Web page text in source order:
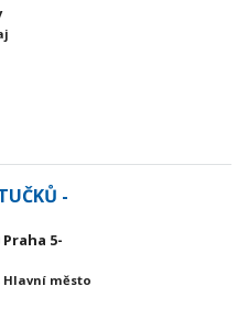
-
Praha 5-
Hlavní město